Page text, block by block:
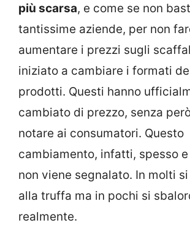
più scarsa, e come se non
tantissime aziende, per non
aumentare i prezzi sugli
iniziato a cambiare i formati
prodotti. Questi hanno
cambiato di prezzo, senza
notare ai consumatori. Questo
cambiamento, infatti, spesso
non viene segnalato. In molti
alla truffa ma in pochi si
realmente.